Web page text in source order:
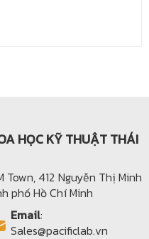
HỌC KỸ THUẬT THÁI
Town, 412 Nguyễn Thị Minh
phố Hồ Chí Minh
Email:
Sales@pacificlab.vn